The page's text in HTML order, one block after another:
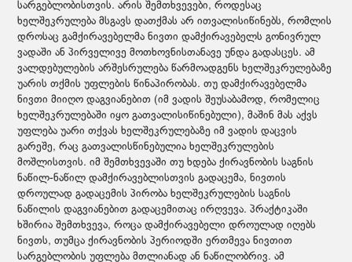
სარგებლობისთვის. არის შემთხვევები, როდესაც
ხელშეკრულება მსგავს დათქმას არ ითვალისიწინებს, რომლის
დროსაც გამქირავებელმა ნივთი დამქირავებელს გონივრულ
ვადაში ან პირველივე მოთხოვნისთანავე უნდა გადასცეს. ამ
ვალდებულების არშესრულება წარმოადგენს ხელშეკრულებაზე
უარის თქმის უფლების წინაპირობას. თუ დამქირავებელმა
ნივთი მიიღო დაგვიანებით (იმ ვადის შეუსაბამოდ, რომელიც
ხელშეკრულებაში იყო გათვალისიწინებული), მაშინ მას აქვს
უფლება უარი თქვას ხელშეკრულებაზე იმ ვადის დაცვის
გარეშე, რაც გათვალისწინებულია ხელშეკრულების
მოშლისთვის. იმ შემთხვევაში თუ ხდება ქირავნობის საგნის
ნაწილ-ნაწილ დამქირავებლისთვის გადაცემა, ნივთის
დროულად გადაცემის პირობა ხელშეკრულების საგნის
ნაწილის დაგვიანებით გადაცემითაც ირღვევა. პრაქტიკაში
ხშირია შემთხვევა, როცა დამქირავებელი დროულად იღებს
ნივთს, თუმცა ქირავნობის პერიოდში ერთმევა ნივთით
სარგებლობის უფლება მთლიანად ან ნაწილობრივ. ამ